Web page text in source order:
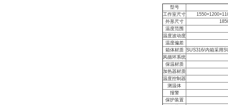
型号
工作室尺寸
外形尺寸
温度范围
温度波动度
温度偏差
箱体材质 SUS316/内箱采用
风循环系统
保温材质
加热器材质
温度控制器
测温体
报警
保护装置